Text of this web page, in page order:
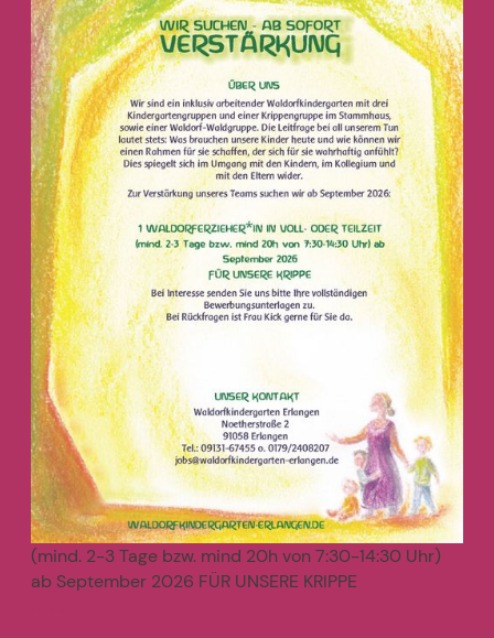
(mind. 2-3 Tage bzw. mind 20h von 7:30-14:30 Uhr)
ab September 2026 FÜR UNSERE KRIPPE